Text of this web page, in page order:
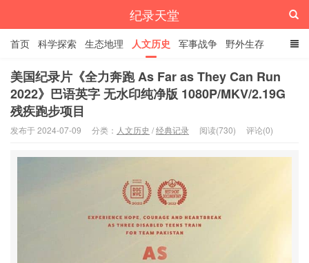
纪录天堂
首页 科学探索 生态地理 人文历史 军事战争 野外生存
经典纪录 4K纪录片 精品资源
美国纪录片《全力奔跑 As Far as They Can Run
2022》巴语英字 无水印纯净版 1080P/MKV/2.19G
残疾跑步项目
发布于 2024-07-09 分类： 人文历史 /经典记录 阅读(730) 评论(0)